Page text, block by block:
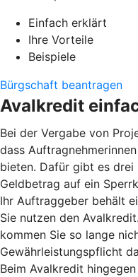
Einfach erklärt
Ihre Vorteile
Beispiele
Bürgschaft beantragen
Avalkredit
Bei der Vergabe von
dass
bieten. Dafür gibt es drei
Geldbetrag auf ein
Ihr Auftraggeber behält
Sie nutzen den
kommen Sie so lange
Gewährleistungspflicht
Beim Avalkredit